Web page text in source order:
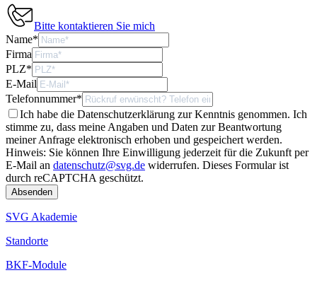
Bitte kontaktieren Sie mich
Name*
Firma
PLZ*
E-Mail
Telefonnummer*
Ich habe die Datenschutzerklärung zur Kenntnis genommen. Ich
stimme zu, dass meine Angaben und Daten zur Beantwortung
meiner Anfrage elektronisch erhoben und gespeichert werden.
Hinweis: Sie können Ihre Einwilligung jederzeit für die Zukunft per
E-Mail an datenschutz@svg.de widerrufen. Dieses Formular ist
durch reCAPTCHA geschützt.
SVG Akademie
Standorte
BKF-Module